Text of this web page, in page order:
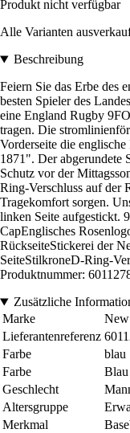
Produkt nicht verfügbar
Alle Varianten
Beschreibung
Feiern Sie das Erbe des
besten Spieler des
eine England Rugby
tragen. Die
Vorderseite die
1871". Der abgerundete
Schutz vor der
Ring-Verschluss auf der
Tragekomfort sorgen.
linken Seite aufgestickt.
CapEnglisches
RückseiteStickerei der
SeiteStilkroneD-Ring-
Produktnummer:
Zusätzliche
Marke
Lieferantenreferenz
Farbe
blau
Farbe
Blau
Geschlecht
Altersgruppe
Merkmal